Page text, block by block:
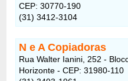
CEP: 30770-190
(31) 3412-3104
N e A Copiadoras
Rua Walter Ianini, 252 -
Horizonte - CEP: 31980-110